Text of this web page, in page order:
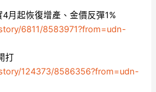
月起恢復增產、金價反彈1%
6811/8583971?from=udn-
打
124373/8586356?from=udn-